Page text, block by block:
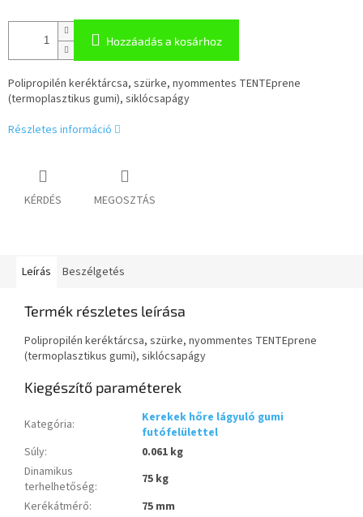
Hozzáadás a kosárhoz
Polipropilén keréktárcsa, szürke, nyommentes TENTEprene
(termoplasztikus gumi), siklócsapágy
Részletes információ
KÉRDÉS MEGOSZTÁS
Leírás Beszélgetés
Termék részletes leírása
Polipropilén keréktárcsa, szürke, nyommentes TENTEprene
(termoplasztikus gumi), siklócsapágy
Kiegészítő paraméterek
Kategória:
Kerekek hőre lágyuló gumi
futófelülettel
Súly:
0.061 kg
Dinamikus
terhelhetőség:
75 kg
Kerékátmérő:
75 mm